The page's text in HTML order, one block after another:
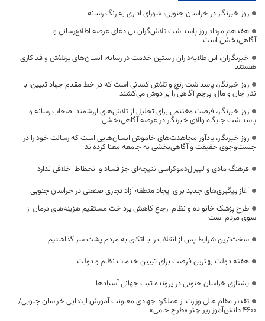
روز خبرنگار در خراسان جنوبی؛ شورای اداری به رنگ رسانه
هفدهم مرداد روز پاسداشت تلاش‌گران بی‌ادعای عرصه اطلاع‌رسانی و
آگاهی‌بخشی است
خبرنگاران، این طلایه‌داران راستین خدمت در رسانه، انسان‌های پرتلاش و فداکاری
هستند
روز خبرنگار، پاسداشت رنج و تلاش کسانی است که در خط مقدم جهاد تبیین، با
نثار جان و مال، پرچم آگاهی را بر دوش می‌کشند
روز خبرنگار، فرصت مغتنمی برای تجلیل از تلاش‌های ارزشمند اصحاب رسانه و
پاسداشت جایگاه والای خبرنگار در عرصه آگاهی‌بخشی
روز خبرنگار، یادآور مجاهدت‌های خاموش انسان‌هایی است که رسالت خود را در
جست‌وجوی حقیقت و آگاهی‌بخشی به جامعه معنا کرده‌اند
فرهنگ مادی و لیبرال‌دموکراسی نتیجه‌ای جز فساد و انحطاط اخلاقی ندارد
آغاز پیگیری‌های جدید برای ایجاد منطقه آزاد تجاری صنعتی در خراسان جنوبی
طرح پزشک خانواده و نظام ارجاع کاهش پرداخت مستقیم هزینه‌های درمان از
سوی مردم است
سخت‌ترین شرایط پس از انقلاب را با اتکای به مردم پشت سر گذاشتیم
هفته دولت بهترین فرصت برای تبیین خدمات نظام و دولت
یشتازی خراسان جنوبی در پرونده ثبت جهانی آسبادها
تقدیر مقام عالی وزارت از عملکرد جهادی معاونت آموزش ابتدایی خراسان جنوبی/
۴۶۰۰ دانش‌آموز زیر چتر «طرح حامی»